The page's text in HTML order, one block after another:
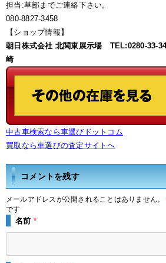
担当:草部までご連絡下さい。
080-8827-3458
【ショップ情報】
朝日株式会社 北関東展示場 TEL:0280-33-
崎
中古車検索なら車選びドットコム
買取なら車選びの査定サイトヘ
コメントを残す
メールアドレスが公開されることはありません。
です
名前 *